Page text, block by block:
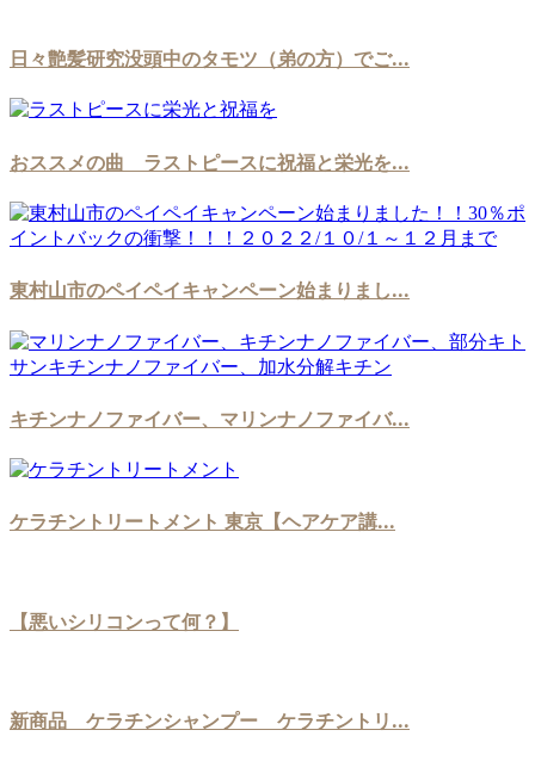
日々艶髪研究没頭中のタモツ（弟の方）でご...
おススメの曲 ラストピースに祝福と栄光を...
東村山市のペイペイキャンペーン始まりまし...
キチンナノファイバー、マリンナノファイバ...
ケラチントリートメント 東京【ヘアケア講...
【悪いシリコンって何？】
新商品 ケラチンシャンプー ケラチントリ...